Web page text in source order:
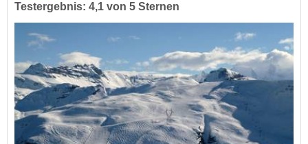
Testergebnis: 4,1 von 5 Sternen